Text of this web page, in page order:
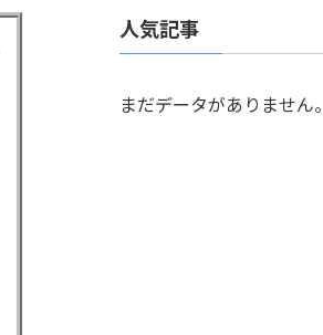
人気記事
まだデータがありません。